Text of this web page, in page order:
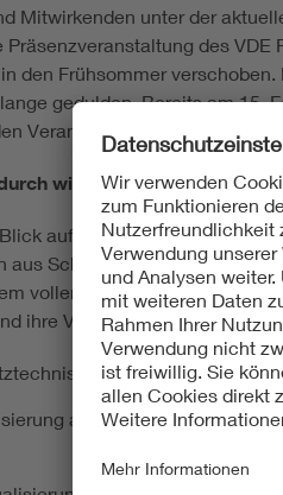
Mitwirkenden unter der
des
den Frühsommer
gedulden. Bereits am 15.
Veranstaltung zur Schutz-
wissenschaftlichen
auf die Zukunft!“
aus Schutz- und Leittechnik
vollen Erfolg. Das neue
ihre Vorträge unterstützt. Die
auf Instandhaltung,